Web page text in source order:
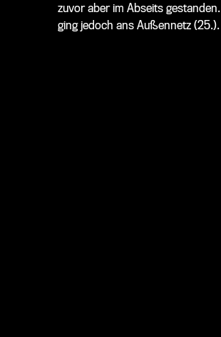
zuvor aber im Abseits
ging jedoch ans Außennetz